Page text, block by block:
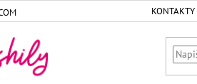
KONTAKTY